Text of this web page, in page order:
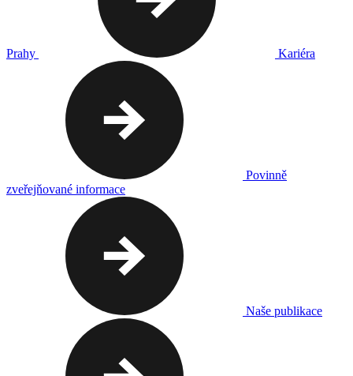
Prahy Kariéra
Povinně
zveřejňované informace
Naše publikace